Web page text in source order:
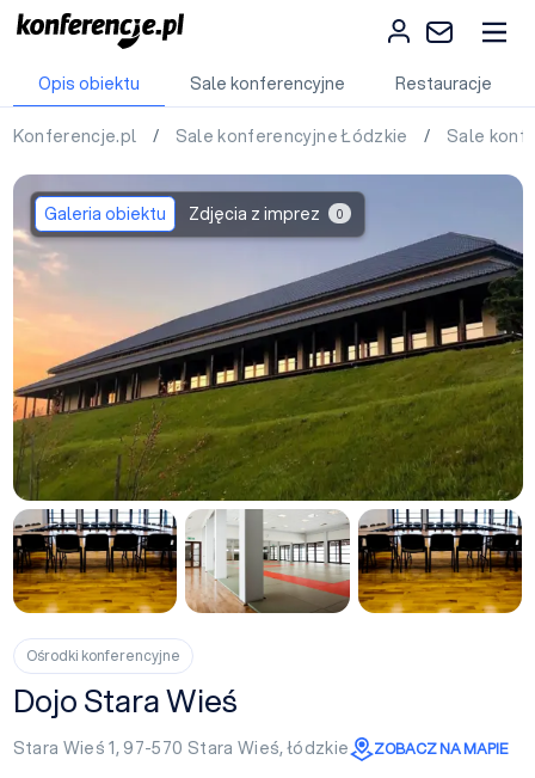
Opis obiektu Sale konferencyjne Restauracje
Konferencje.pl / Sale konferencyjne Łódzkie / Sale
Galeria obiektu Zdjęcia z imprez 0
Ośrodki konferencyjne
Dojo Stara Wieś
Stara Wieś 1, 97-570 Stara Wieś,łódzkie ZOBACZ NA MAPIE